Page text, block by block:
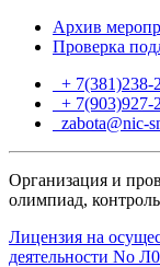
Архив
Проверка
+ 7(381)238-
+ 7(903)927-
zabota@nic-
Организация и
олимпиад,
Лицензия на
деятельности No